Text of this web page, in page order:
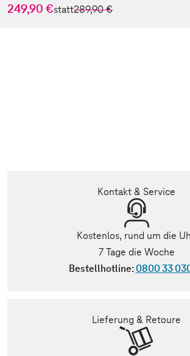
249,90 €statt289,90 €
Kontakt & Service
Kostenlos, rund um die
7 Tage die Woche
Bestellhotline:0800 33
Lieferung & Retoure